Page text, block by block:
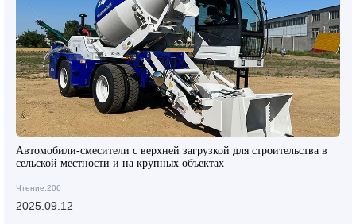
Автомобили-смесители с верхней загрузкой для строительства в
сельской местности и на крупных объектах
Чтение:206
2025.09.12